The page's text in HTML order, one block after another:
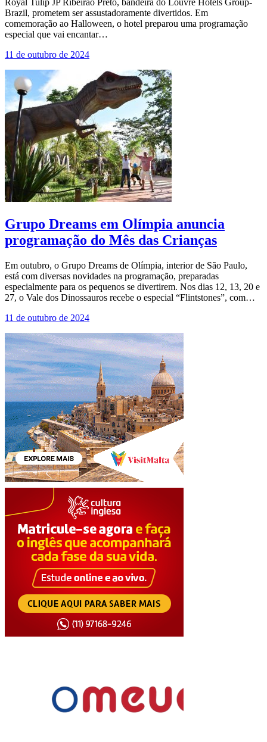
Royal Tulip JP Ribeirão Preto, bandeira do Louvre Hotels Group-
Brazil, prometem ser assustadoramente divertidos. Em
comemoração ao Halloween, o hotel preparou uma programação
especial que vai encantar…
11 de outubro de 2024
Grupo Dreams em Olímpia anuncia
programação do Mês das Crianças
Em outubro, o Grupo Dreams de Olímpia, interior de São Paulo,
está com diversas novidades na programação, preparadas
especialmente para os pequenos se divertirem. Nos dias 12, 13, 20 e
27, o Vale dos Dinossauros recebe o especial “Flintstones”, com…
11 de outubro de 2024